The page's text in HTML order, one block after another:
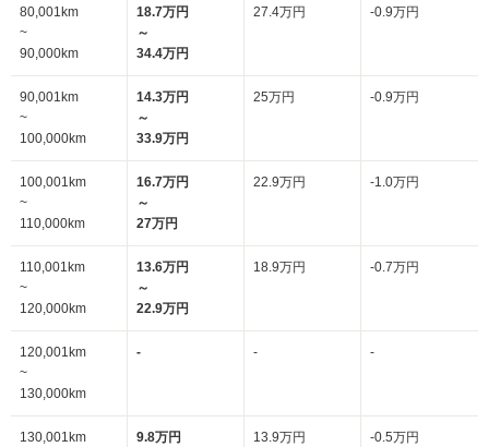
80,001km
~
90,000km
18.7万円
～
34.4万円
27.4万円 -0.9万円
90,001km
~
100,000km
14.3万円
～
33.9万円
25万円 -0.9万円
100,001km
~
110,000km
16.7万円
～
27万円
22.9万円 -1.0万円
110,001km
~
120,000km
13.6万円
～
22.9万円
18.9万円 -0.7万円
120,001km
~
130,000km
- - -
130,001km 9.8万円 13.9万円 -0.5万円